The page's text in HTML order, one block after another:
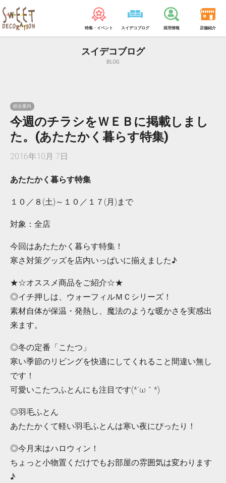
特集・イベント スイデコブログ 採用情報 店舗紹介
スイデコブログ
BLOG
総合案内
今週のチラシをＷＥＢに掲載しまし
た。(あたたかく暮らす特集)
2016年10月 7日
あたたかく暮らす特集
１０／８(土)～１０／１７(月)まで
対象：全店
今回はあたたかく暮らす特集！
寒さ対策グッズを店内いっぱいに揃えました♪
★☆オススメ商品をご紹介☆★
◎イチ押しは、ウォーフィルＭＣシリーズ！
素材自体が保温・発熱し、魔法のような暖かさを実感出
来ます。
◎冬の定番「こたつ」
寒い季節のリビングを快適にしてくれること間違い無し
です！
可愛いこたつふとんにも注目です(*´ω｀*)
◎羽毛ふとん
あたたかくて軽い羽毛ふとんは寒い夜にぴったり！
◎今月末はハロウィン！
ちょっと小物置くだけでもお部屋の雰囲気は変わります
♪